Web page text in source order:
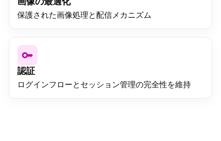
保護された画像処理と配信メカニズム
認証
ログインフローとセッション管理の完全性を維持